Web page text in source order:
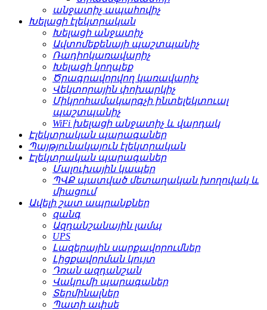
անջատիչ ապահովիչ
Խելացի էլեկտրական
Խելացի անջատիչ
Ավտոմեքենայի պաշտպանիչ
Ռադիոկառավարիչ
Խելացի կողպեք
Ծրագրավորվող կառավարիչ
Վեկտորային փոխարկիչ
Միկրոհամակարգչի ինտելեկտուալ
պաշտպանիչ
WiFi խելացի անջատիչ և վարդակ
Էլեկտրական պարագաներ
Պայթյունակայուն էլեկտրական
Էլեկտրական պարագաներ
Մալուխային կապեր
ՊՎՔ պատված մետաղական խողովակ և
միացում
Ավելի շատ ապրանքներ
զանգ
Ազդանշանային լամպ
UPS
Լազերային սարքավորումներ
Լիցքավորման կույտ
Դռան ազդանշան
Վակումի պարագաներ
Տերմինալներ
Պատի ափսե